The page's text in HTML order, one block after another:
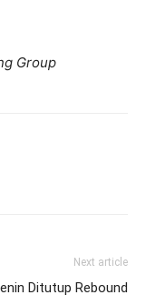
Group
Next article
Ditutup Rebound